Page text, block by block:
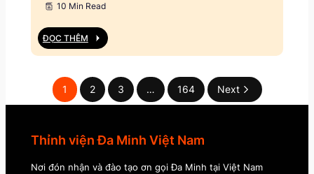
10 Min Read
ĐỌC THÊM
1 2 3 … 164 Next
Thỉnh viện Đa Minh Việt Nam
Nơi đón nhận và đào tạo ơn gọi Đa Minh tại Việt Nam